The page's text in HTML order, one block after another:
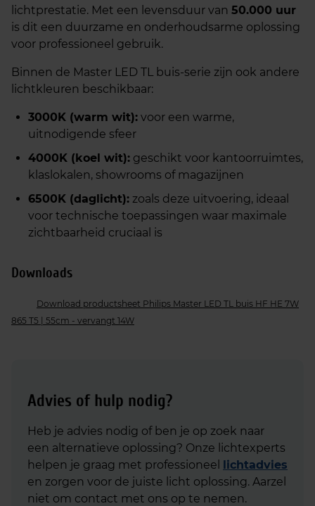
lichtprestatie. Met een levensduur van 50.000 uur
is dit een duurzame en onderhoudsarme oplossing
voor professioneel gebruik.
Binnen de Master LED TL buis‑serie zijn ook andere
lichtkleuren beschikbaar:
3000K (warm wit): voor een warme,
uitnodigende sfeer
4000K (koel wit): geschikt voor kantoorruimtes,
klaslokalen, showrooms of magazijnen
6500K (daglicht): zoals deze uitvoering, ideaal
voor technische toepassingen waar maximale
zichtbaarheid cruciaal is
Downloads
Download productsheet Philips Master LED TL buis HF HE 7W
865 T5 | 55cm - vervangt 14W
Advies of hulp nodig?
Heb je advies nodig of ben je op zoek naar
een alternatieve oplossing? Onze lichtexperts
helpen je graag met professioneel lichtadvies
en zorgen voor de juiste licht oplossing. Aarzel
niet om contact met ons op te nemen.